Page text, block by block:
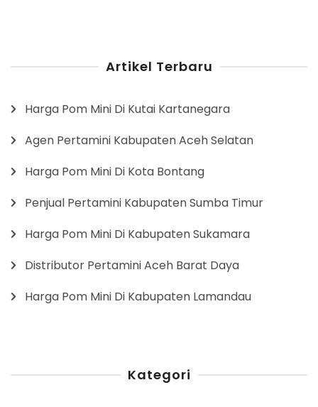
Artikel Terbaru
Harga Pom Mini Di Kutai Kartanegara
Agen Pertamini Kabupaten Aceh Selatan
Harga Pom Mini Di Kota Bontang
Penjual Pertamini Kabupaten Sumba Timur
Harga Pom Mini Di Kabupaten Sukamara
Distributor Pertamini Aceh Barat Daya
Harga Pom Mini Di Kabupaten Lamandau
Kategori